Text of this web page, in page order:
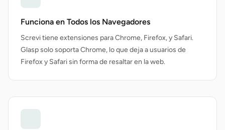
Funciona en Todos los Navegadores
Screvi tiene extensiones para Chrome, Firefox, y Safari.
Glasp solo soporta Chrome, lo que deja a usuarios de
Firefox y Safari sin forma de resaltar en la web.